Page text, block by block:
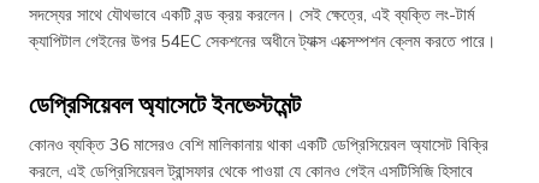
সদস্যের সাথে যৌথভাবে একটি বন্ড ক্রয় করলেন। সেই ক্ষেত্রে, এই ব্যক্তি লং-টার্ম
ক্যাপিটাল গেইনের উপর 54EC সেকশনের অধীনে ট্যাক্স এক্সেম্পশন ক্লেম করতে পারে।
ডেপ্রিসিয়েবল অ্যাসেটে ইনভেস্টমেন্ট
কোনও ব্যক্তি 36 মাসেরও বেশি মালিকানায় থাকা একটি ডেপ্রিসিয়েবল অ্যাসেট বিক্রি
করলে, এই ডেপ্রিসিয়েবল ট্রান্সফার থেকে পাওয়া যে কোনও গেইন এসটিসিজি হিসাবে